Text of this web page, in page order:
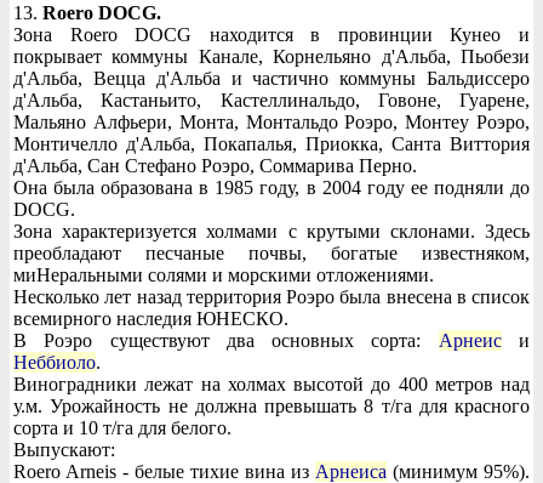
13. Roero DOCG.
Зона Roero DOCG находится в провинции Кунео и
покрывает коммуны Канале, Корнельяно д'Альба, Пьобези
д'Альба, Вецца д'Альба и частично коммуны Бальдиссеро
д'Альба, Кастаньито, Кастеллинальдо, Говоне, Гуарене,
Мальяно Алфьери, Монта, Монтальдо Роэро, Монтеу Роэро,
Монтичелло д'Альба, Покапалья, Приокка, Санта Виттория
д'Альба, Сан Стефано Роэро, Соммарива Перно.
Она была образована в 1985 году, в 2004 году ее подняли до
DOCG.
Зона характеризуется холмами с крутыми склонами. Здесь
преобладают песчаные почвы, богатые известняком,
миНеральными солями и морскими отложениями.
Несколько лет назад территория Роэро была внесена в список
всемирного наследия ЮНЕСКО.
В Роэро существуют два основных сорта: Арнеиси
Неббиоло.
Виноградники лежат на холмах высотой до 400 метров над
у.м. Урожайность не должна превышать 8 т/га для красного
сорта и 10 т/га для белого.
Выпускают:
Roero Arneis - белые тихие вина из Арнеиса (минимум 95%).